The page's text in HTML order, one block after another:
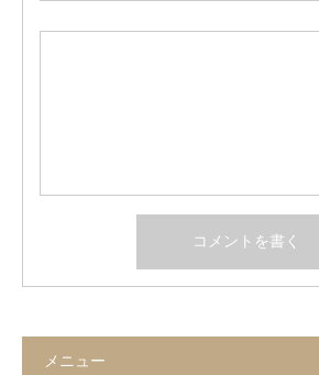
メニュー